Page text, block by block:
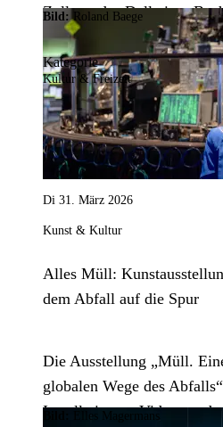
Zollern, das Dellwiger
Bild:Roland Baege
Kategorie
Kultur & Freizeit
Di 31. März 2026
Kunst & Kultur
Alles Müll:
dem Abfall auf die Spur
Die Ausstellung „Müll.
globalen Wege des
Installationen, Videos und
Elles Magermans